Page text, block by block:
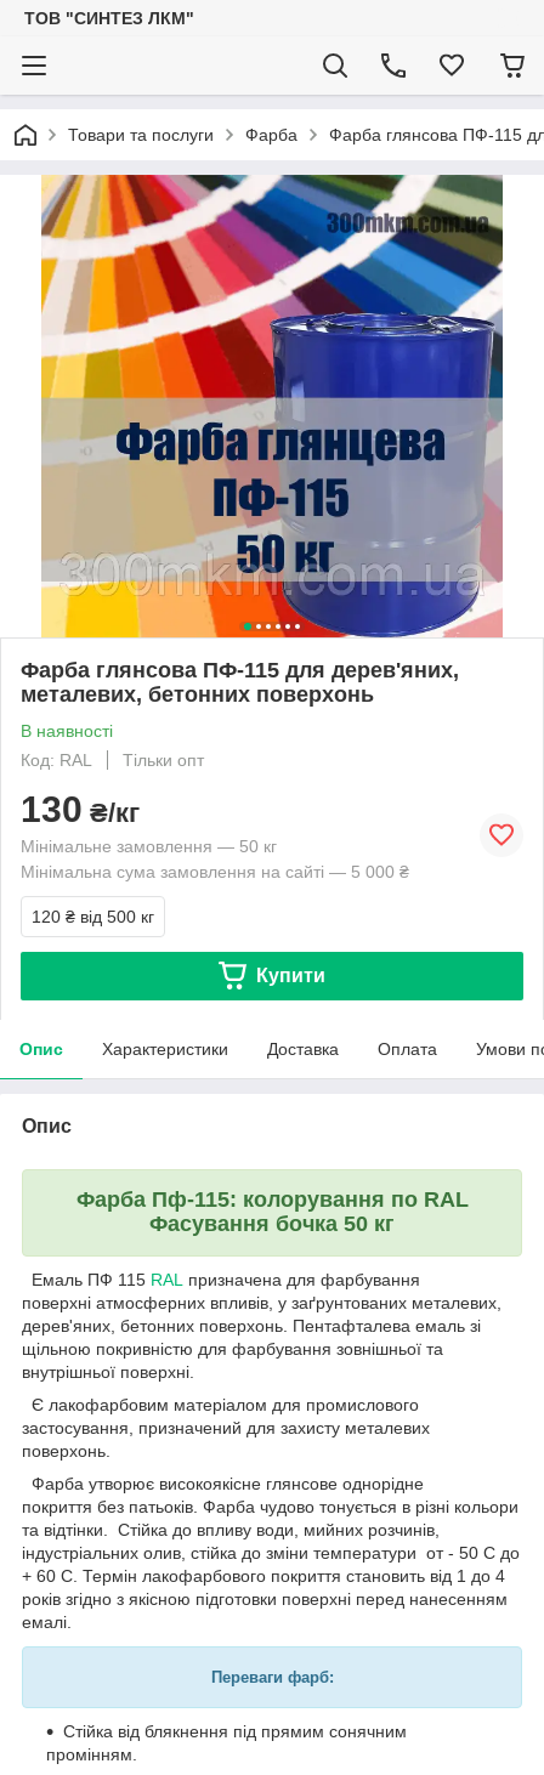
ТОВ "СИНТЕЗ ЛКМ"
Товари та послуги Фарба Фарба глянсова ПФ-115
Фарба глянсова ПФ-115 для дерев'яних,
металевих, бетонних поверхонь
В наявності
Код: RAL
Тільки опт
130 ₴/кг
Мінімальне замовлення — 50 кг
Мінімальна сума замовлення на сайті — 5 000 ₴
120 ₴ від 500 кг
Купити
Опис Характеристики Доставка Оплата Умови
Опис
Фарба Пф-115: колорування по RAL
Фасування бочка 50 кг
Емаль ПФ 115 RAL призначена для фарбування
поверхні атмосферних впливів, у заґрунтованих металевих,
дерев'яних, бетонних поверхонь. Пентафталева емаль зі
щільною покривністю для фарбування зовнішньої та
внутрішньої поверхні.
Є лакофарбовим матеріалом для промислового
застосування, призначений для захисту металевих
поверхонь.
Фарба утворює високоякісне глянсове однорідне
покриття без патьоків. Фарба чудово тонується в різні кольори
та відтінки. Стійка до впливу води, мийних розчинів,
індустріальних олив, стійка до зміни температури от - 50 С до
+ 60 С. Термін лакофарбового покриття становить від 1 до 4
років згідно з якісною підготовки поверхні перед нанесенням
емалі.
Переваги фарб:
Стійка від блякнення під прямим сонячним
промінням.